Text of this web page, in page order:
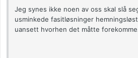
Jeg synes ikke noen av oss skal slå
usminkede fasitløsninger
uansett hvorhen det måtte